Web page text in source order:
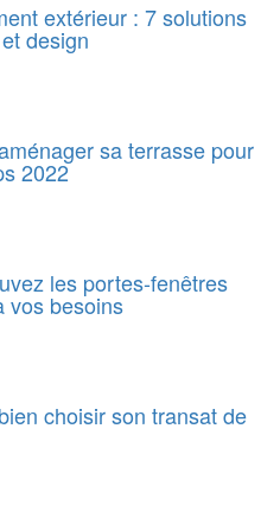
extérieur : 7 solutions
design
sa terrasse pour
2022
les portes-fenêtres
vos besoins
choisir son transat de